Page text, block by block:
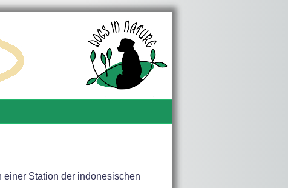
einer Station der indonesischen